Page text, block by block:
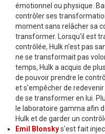
émotionnel ou physique.
contrôler ses
moment sans relâcher sa
transformer. Lorsqu'il est
contrôlée, Hulk n'est pas
ne se transformait pas
temps, Hulk a acquis de
de pouvoir prendre le
et s'empêcher de
de se transformer en lui.
le laboratoire gamma afin
Hulk et de garder un
Emil Blonskys'est fait